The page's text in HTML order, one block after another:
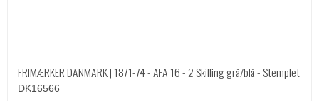
FRIMÆRKER DANMARK | 1871-74 - AFA 16 - 2 Skilling grå/blå - Stemplet
DK16566